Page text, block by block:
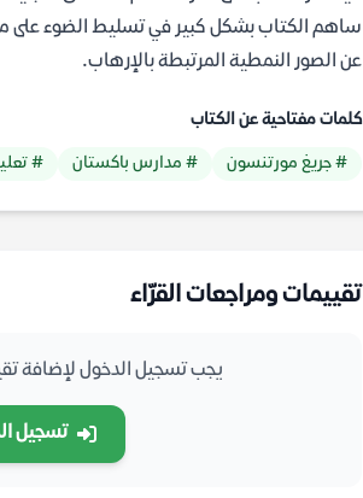
ساهم الكتاب بشكل كبير في تسليط الضوء على
عن الصور النمطية المرتبطة بالإرهاب.
كلمات مفتاحية عن الكتاب
# جريغ مورتنسون # مدارس باكستان #
تقييمات ومراجعات القرّاء
يجب تسجيل الدخول لإضافة
تسجيل